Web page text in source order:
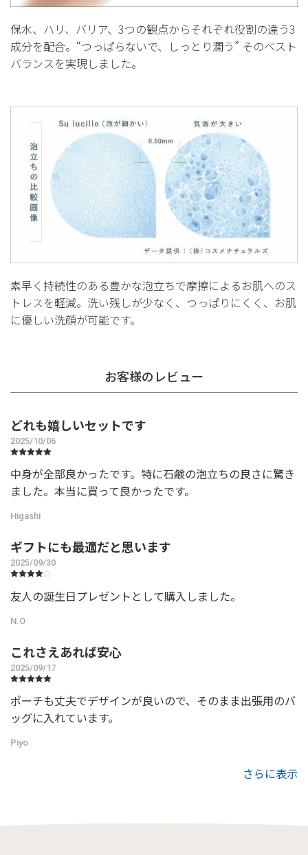
保水、ハリ、バリア、3つの観点からそれぞれ役割の違う3
成分を配合。“つっぱらないで、しっとり潤う” そのベスト
バランスを実現しました。
素早く持続性のある豊かな泡立ちで摩擦によるお肌へのス
トレスを軽減。洗い残しが少なく、つっぱりにくく、お肌
に優しい洗顔が可能です。
お客様のレビュー
どれも嬉しいセットです
2025/10/06
中身が全部良かったです。特に石鹸の泡立ちの良さに驚き
ました。本当に買って良かったです。
Higashi
ギフトにも最適だと思います
2025/09/30
友人の誕生日プレゼントとして購入しました。
N.O
これさえあれば安心
2025/09/17
ポーチも丈夫でデザインが良いので、そのまま出張用のバ
ッグに入れています。
Piyo
さらに表示